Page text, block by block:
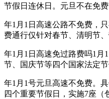
节假日连休日。元旦不在免
年1月1日高速公路不免费，
费通行仅针对春节、清明节
年1月1日高速免过路费吗1
节、国庆节等四个国家法定节
年1月1号元旦高速不免费。
四个重要节假日，实施7座（